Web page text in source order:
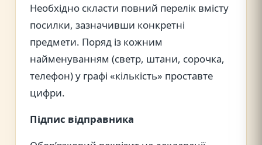
Необхідно скласти повний перелік вмісту
посилки, зазначивши конкретні
предмети. Поряд із кожним
найменуванням (светр, штани, сорочка,
телефон) у графі «кількість» проставте
цифри.
Підпис відправника